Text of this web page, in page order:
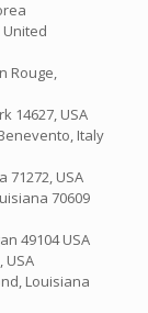
United
Rouge,
14627, USA
Italy
71272, USA
70609
49104 USA
USA
Louisiana